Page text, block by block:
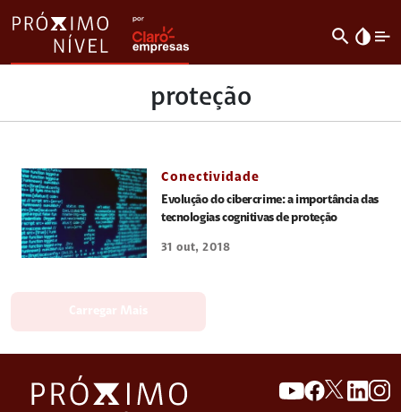
search invert_colors
proteção
Conectividade
Evolução do cibercrime: a importância das
tecnologias cognitivas de proteção
31 out, 2018